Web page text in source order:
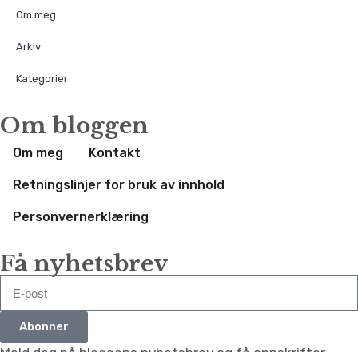
Om meg
Arkiv
Kategorier
Om bloggen
Om meg Kontakt
Retningslinjer for bruk av innhold
Personvernerklæring
Få nyhetsbrev
Abonner